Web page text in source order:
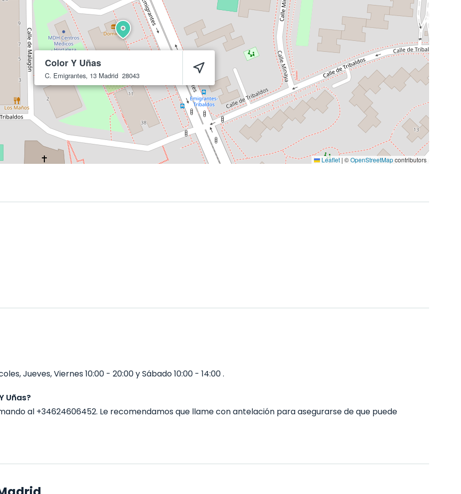
Color Y Uñas
C. Emigrantes, 13 Madrid 28043
Leaflet | ©OpenStreetMapcontributors
Jueves, Viernes 10:00 - 20:00 y Sábado 10:00 - 14:00 .
Uñas?
al +34624606452. Le recomendamos que llame con antelación para asegurarse de que puede